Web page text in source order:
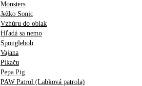
Monsters
Ježko Sonic
Vzhúru do oblak
Hľadá sa nemo
Sponglebob
Vajana
Pikaču
Pepa Pig
PAW Patrol (Labková patrola)